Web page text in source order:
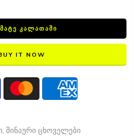
ᲙᲐᲚᲐᲗᲐᲨᲘ
IT NOW
, შინაური ცხოველები